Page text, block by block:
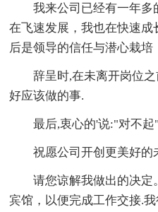
我来公司已经有一年多
在飞速发展，我也在快速
后是领导的信任与潜心栽培
辞呈时,在未离开岗位之
好应该做的事.
最后,衷心的'说:"对不起"
祝愿公司开创更美好的
请您谅解我做出的决定
宾馆，以便完成工作交接.